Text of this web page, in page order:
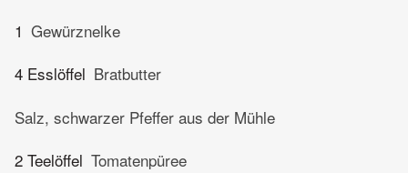
1 Gewürznelke
4 Esslöffel Bratbutter
Salz, schwarzer Pfeffer aus der Mühle
2 Teelöffel Tomatenpüree